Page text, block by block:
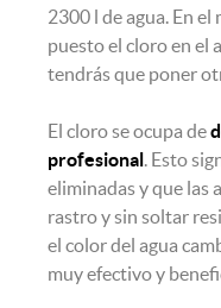
2300 l de agua. En
puesto el cloro en el
tendrás que poner
El cloro se ocupa de
profesional. Esto
eliminadas y que las
rastro y sin soltar
el color del agua
muy efectivo y